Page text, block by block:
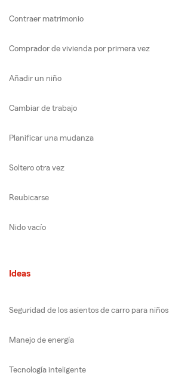
Contraer matrimonio
Comprador de vivienda por primera vez
Añadir un niño
Cambiar de trabajo
Planificar una mudanza
Soltero otra vez
Reubicarse
Nido vacío
Ideas
Seguridad de los asientos de carro para niños
Manejo de energía
Tecnología inteligente